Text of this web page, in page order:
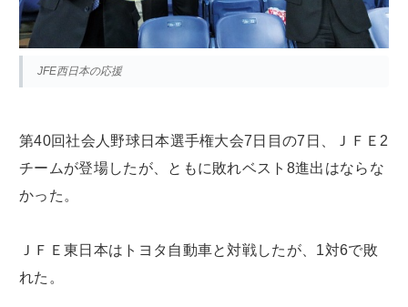
JFE西日本の応援
第40回社会人野球日本選手権大会7日目の7日、ＪＦＥ2
チームが登場したが、ともに敗れベスト8進出はならな
かった。
ＪＦＥ東日本はトヨタ自動車と対戦したが、1対6で敗
れた。